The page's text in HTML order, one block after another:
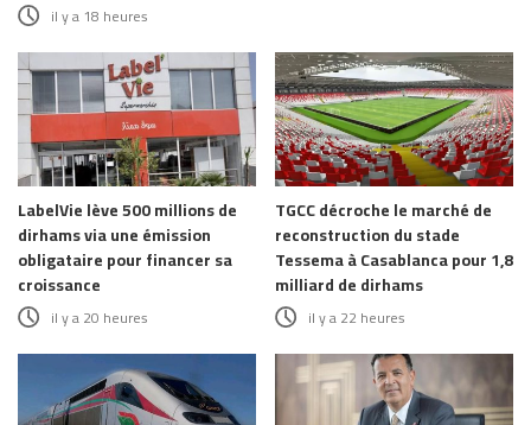
il y a 18 heures
LabelVie lève 500 millions de
dirhams via une émission
obligataire pour financer sa
croissance
il y a 20 heures
TGCC décroche le marché de
reconstruction du stade
Tessema à Casablanca pour 1,8
milliard de dirhams
il y a 22 heures